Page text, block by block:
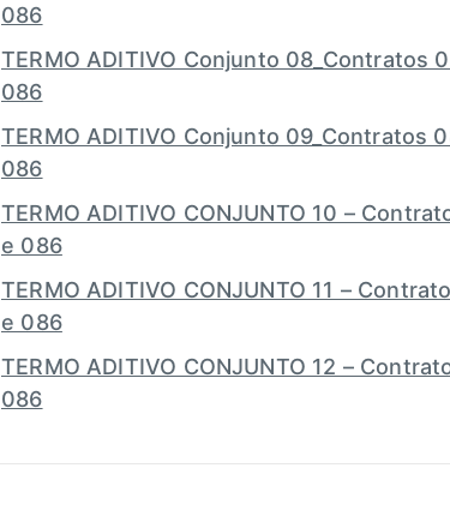
086
TERMO ADITIVO Conjunto 08_Contratos
086
TERMO ADITIVO Conjunto 09_Contratos
086
TERMO ADITIVO CONJUNTO 10 –
e 086
TERMO ADITIVO CONJUNTO 11 –
e 086
TERMO ADITIVO CONJUNTO 12 –
086